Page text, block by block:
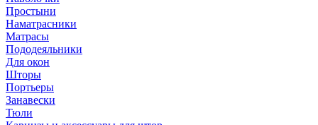
Простыни
Наматрасники
Матрасы
Пододеяльники
Для окон
Шторы
Портьеры
Занавески
Тюли